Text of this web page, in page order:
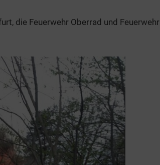
die Feuerwehr Oberrad und Feuerwehr